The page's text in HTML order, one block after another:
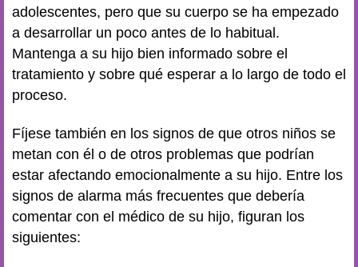
adolescentes, pero que su cuerpo se ha empezado
a desarrollar un poco antes de lo habitual.
Mantenga a su hijo bien informado sobre el
tratamiento y sobre qué esperar a lo largo de todo el
proceso.
Fíjese también en los signos de que otros niños se
metan con él o de otros problemas que podrían
estar afectando emocionalmente a su hijo. Entre los
signos de alarma más frecuentes que debería
comentar con el médico de su hijo, figuran los
siguientes: